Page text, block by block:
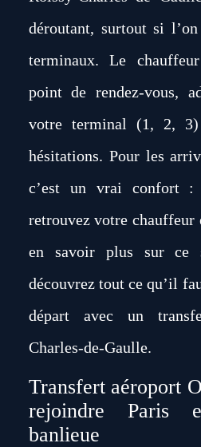
déroutant, surtout si
terminaux. Le
point de rendez-vous,
votre terminal (1, 2,
hésitations. Pour les
c’est un vrai confort :
retrouvez votre chauffeur
en savoir plus sur ce
découvreztout ce qu’il
départ avec un
Charles-de-Gaulle.
Transfert aéroport
rejoindre Paris
banlieue